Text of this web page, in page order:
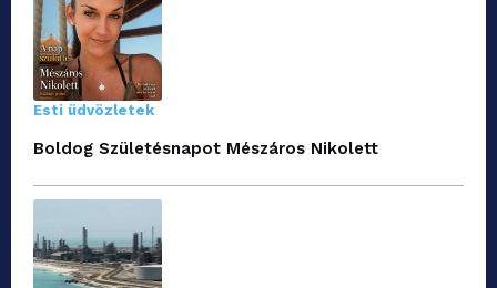
Esti üdvözletek
Boldog Születésnapot Mészáros Nikolett